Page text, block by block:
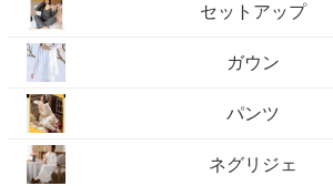
セットアップ
ガウン
パンツ
ネグリジェ